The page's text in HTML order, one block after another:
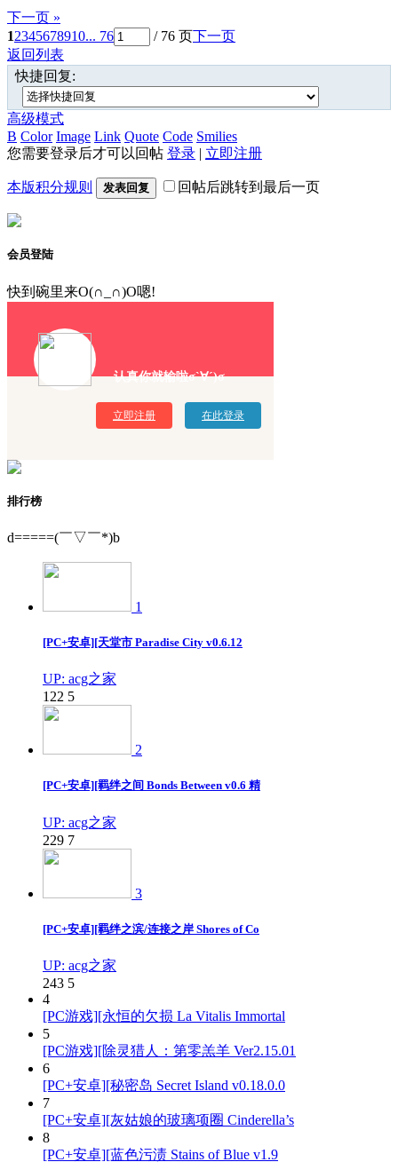
下一页 »
12345678910... 76 / 76 页下一页
返回列表
快捷回复:
高级模式
B Color Image Link Quote Code Smilies
您需要登录后才可以回帖 登录 | 立即注册
本版积分规则 发表回复 回帖后跳转到最后一页
会员登陆
快到碗里来O(∩_∩)O嗯!
认真你就输啦σ`∀´)σ
立即注册 在此登录
排行榜
d=====(￣▽￣*)b
1
[PC+安卓][天堂市 Paradise City v0.6.12
UP: acg之家
122 5
2
[PC+安卓][羁绊之间 Bonds Between v0.6 精
UP: acg之家
229 7
3
[PC+安卓][羁绊之滨/连接之岸 Shores of Co
UP: acg之家
243 5
4
[PC游戏][永恒的欠损 La Vitalis Immortal
5
[PC游戏][除灵猎人：第零羔羊 Ver2.15.01
6
[PC+安卓][秘密岛 Secret Island v0.18.0.0
7
[PC+安卓][灰姑娘的玻璃项圈 Cinderella’s
8
[PC+安卓][蓝色污渍 Stains of Blue v1.9